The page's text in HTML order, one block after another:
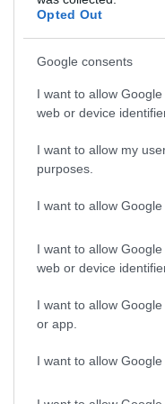
Opted Out
Google consents
I want to allow
web or device
I want to allow my
purposes.
I want to allow
I want to allow
web or device
I want to allow
or app.
I want to allow
olyan
megteheted az alábbi